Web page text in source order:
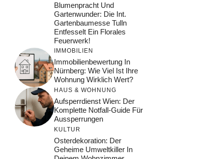
Blumenpracht Und
Gartenwunder: Die Int.
Gartenbaumesse Tulln
Entfesselt Ein Florales
Feuerwerk!
IMMOBILIEN
Immobilienbewertung In
Nürnberg: Wie Viel Ist Ihre
Wohnung Wirklich Wert?
HAUS & WOHNUNG
Aufsperrdienst Wien: Der
Komplette Notfall-Guide Für
Aussperrungen
KULTUR
Osterdekoration: Der
Geheime Umweltkiller In